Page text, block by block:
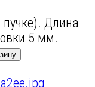
пучке). Длина
5 мм.